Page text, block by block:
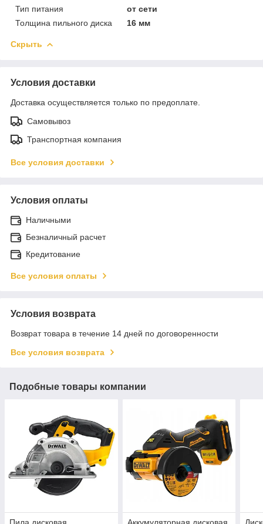
Тип питания
от сети
Толщина пильного диска
16 мм
Скрыть
Условия доставки
Доставка осуществляется только по предоплате.
Самовывоз
Транспортная компания
Все условия доставки
Условия оплаты
Наличными
Безналичный расчет
Кредитование
Все условия оплаты
Условия возврата
Возврат товара в течение 14 дней по договоренности
Все условия возврата
Подобные товары компании